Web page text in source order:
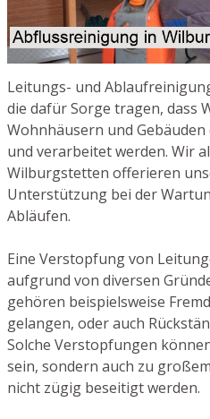
Leitungs- und
die dafür Sorge tragen, dass
Wohnhäusern und
und verarbeitet werden. Wir
Wilburgstetten offerieren
Unterstützung bei der
Abläufen.
Eine Verstopfung von
aufgrund von diversen
gehören beispielsweise
gelangen, oder auch
Solche Verstopfungen
sein, sondern auch zu
nicht zügig beseitigt werden.